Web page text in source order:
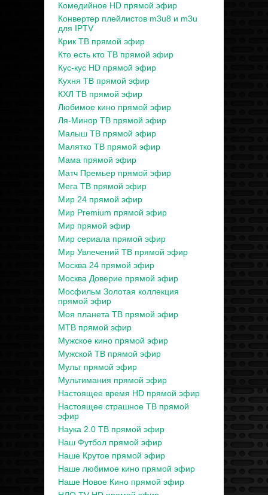
Комедийное HD прямой эфир
Конвертер плейлистов m3u8 и m3u
для IPTV
Крик ТВ прямой эфир
Кто есть кто ТВ прямой эфир
Кус-кус HD прямой эфир
Кухня ТВ прямой эфир
КХЛ ТВ прямой эфир
Любимое кино прямой эфир
Ля-Минор ТВ прямой эфир
Малыш ТВ прямой эфир
Малятко ТВ прямой эфир
Мама прямой эфир
Матч Премьер прямой эфир
Мега ТВ прямой эфир
Мир 24 прямой эфир
Мир Premium прямой эфир
Мир прямой эфир
Мир сериала прямой эфир
Мир Увлечений ТВ прямой эфир
Москва 24 прямой эфир
Москва Доверие прямой эфир
Мосфильм Золотая коллекция
прямой эфир
Моя планета ТВ прямой эфир
МТВ прямой эфир
Мужское кино прямой эфир
Мужской ТВ прямой эфир
Мульт прямой эфир
Мультимания прямой эфир
Настоящее время HD прямой эфир
Настоящее страшное ТВ прямой
эфир
Наука 2.0 ТВ прямой эфир
Наш Футбол прямой эфир
Наше Крутое прямой эфир
Наше любимое кино прямой эфир
Наше Новое Кино прямой эфир